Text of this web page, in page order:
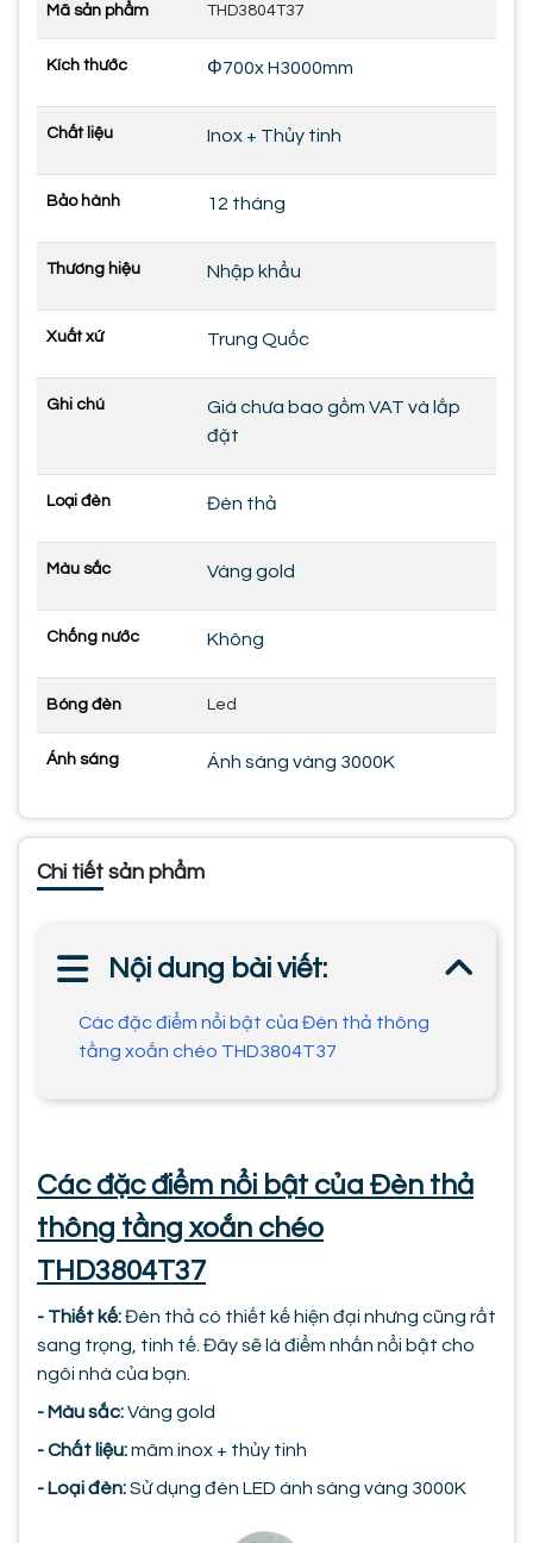
Mã sản phẩm THD3804T37
Kích thước Φ700x H3000mm
Chất liệu Inox + Thủy tinh
Bảo hành 12 tháng
Thương hiệu Nhập khẩu
Xuất xứ Trung Quốc
Ghi chú
Giá chưa bao gồm VAT và lắp
đặt
Loại đèn Đèn thả
Màu sắc Vàng gold
Chống nước Không
Bóng đèn Led
Ánh sáng Ánh sáng vàng 3000K
Chi tiết sản phẩm
Nội dung bài viết:
Các đặc điểm nổi bật của Đèn thả thông
tầng xoắn chéo THD3804T37
Các đặc điểm nổi bật của Đèn thả
thông tầng xoắn chéo
THD3804T37
- Thiết kế:Đèn thả có thiết kế hiện đại nhưng cũng rất
sang trọng, tinh tế. Đây sẽ là điểm nhấn nổi bật cho
ngôi nhà của bạn.
- Màu sắc:Vàng gold
- Chất liệu:mâm inox + thủy tinh
- Loại đèn:Sử dụng đèn LED ánh sáng vàng 3000K